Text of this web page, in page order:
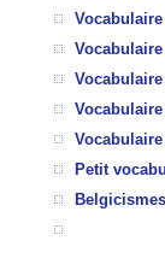
Petit
Belgicismes